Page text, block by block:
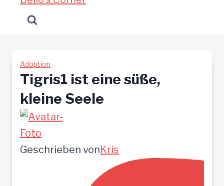
Adoption
Tigris1 ist eine süße,
kleine Seele
Geschrieben vonKris